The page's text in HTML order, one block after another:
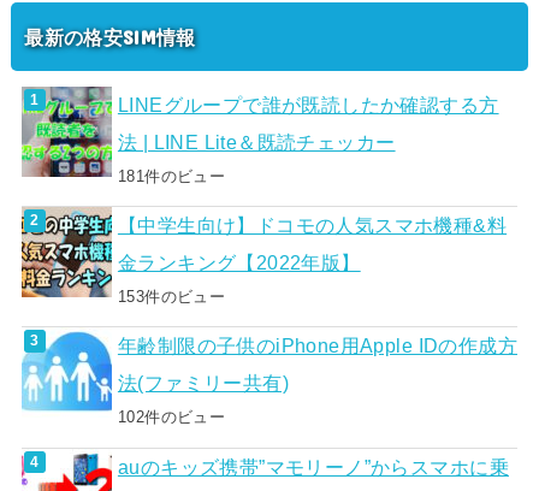
最新の格安SIM情報
LINEグループで誰が既読したか確認する方
法 | LINE Lite＆既読チェッカー
181件のビュー
【中学生向け】ドコモの人気スマホ機種&料
金ランキング【2022年版】
153件のビュー
年齢制限の子供のiPhone用Apple IDの作成方
法(ファミリー共有)
102件のビュー
auのキッズ携帯”マモリーノ”からスマホに乗